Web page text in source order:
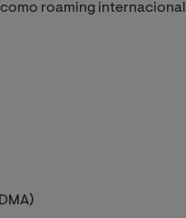
roaming internacional